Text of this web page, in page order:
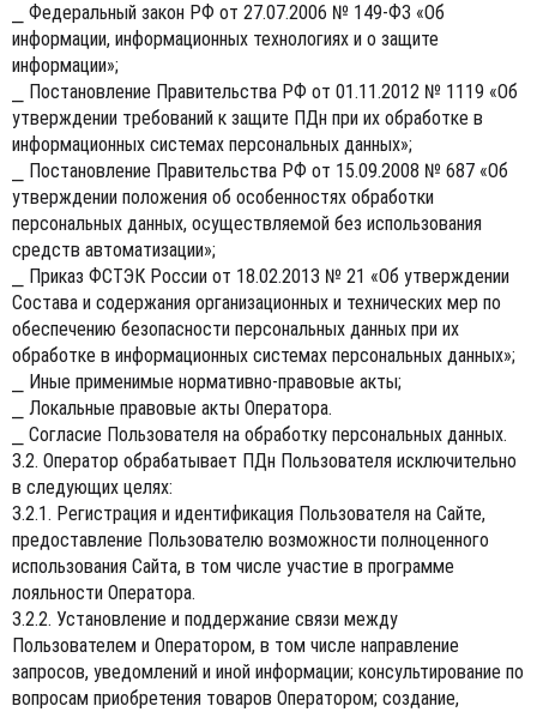
⎯ Федеральный закон РФ от 27.07.2006 № 149-ФЗ «Об
информации, информационных технологиях и о защите
информации»;
⎯ Постановление Правительства РФ от 01.11.2012 № 1119 «Об
утверждении требований к защите ПДн при их обработке в
информационных системах персональных данных»;
⎯ Постановление Правительства РФ от 15.09.2008 № 687 «Об
утверждении положения об особенностях обработки
персональных данных, осуществляемой без использования
средств автоматизации»;
⎯ Приказ ФСТЭК России от 18.02.2013 № 21 «Об утверждении
Состава и содержания организационных и технических мер по
обеспечению безопасности персональных данных при их
обработке в информационных системах персональных данных»;
⎯ Иные применимые нормативно-правовые акты;
⎯ Локальные правовые акты Оператора.
⎯ Согласие Пользователя на обработку персональных данных.
3.2. Оператор обрабатывает ПДн Пользователя исключительно
в следующих целях:
3.2.1. Регистрация и идентификация Пользователя на Сайте,
предоставление Пользователю возможности полноценного
использования Сайта, в том числе участие в программе
лояльности Оператора.
3.2.2. Установление и поддержание связи между
Пользователем и Оператором, в том числе направление
запросов, уведомлений и иной информации; консультирование по
вопросам приобретения товаров Оператором; создание,